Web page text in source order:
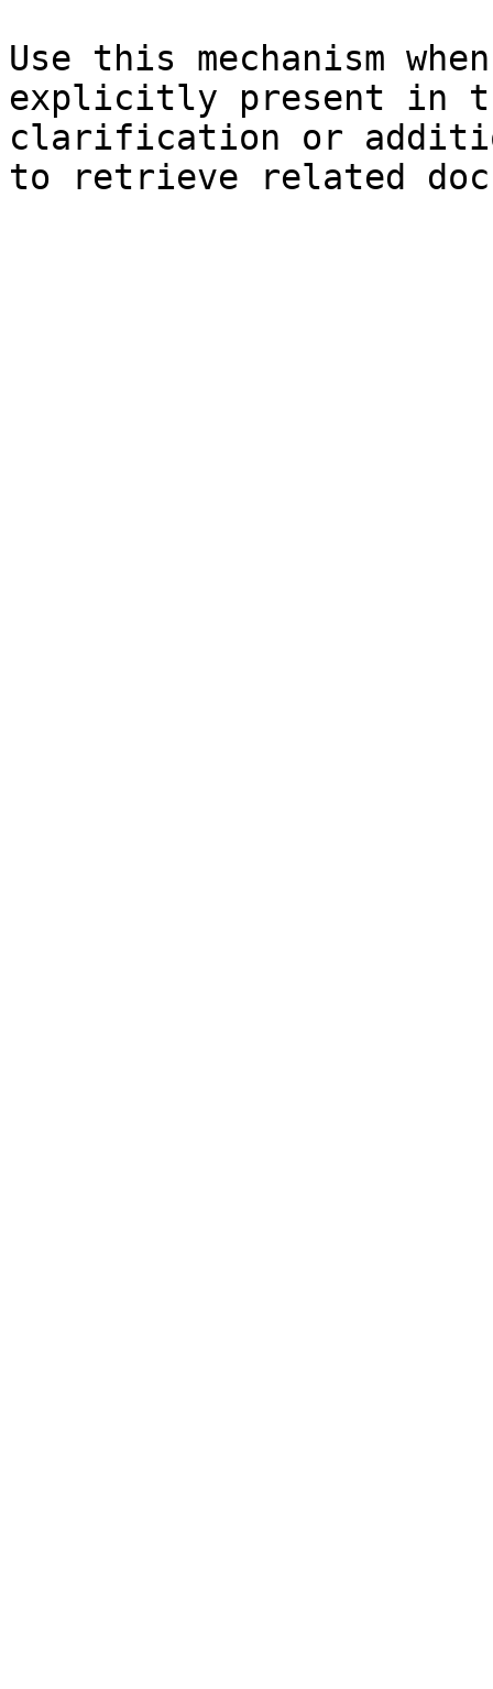
Use this mechanism
explicitly present in
clarification or